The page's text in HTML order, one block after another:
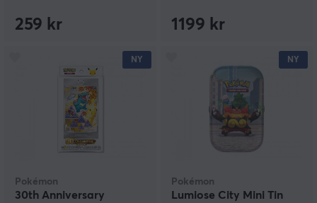
259 kr 1199 kr
NY
Pokémon
30th Anniversary
NY
Pokémon
Lumiose City Mini Tin